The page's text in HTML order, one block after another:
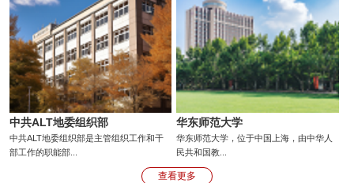
中共ALT地委组织部
中共ALT地委组织部是主管组织工作和干
部工作的职能部...
华东师范大学
华东师范大学，位于中国上海，由中华人
民共和国教...
查看更多